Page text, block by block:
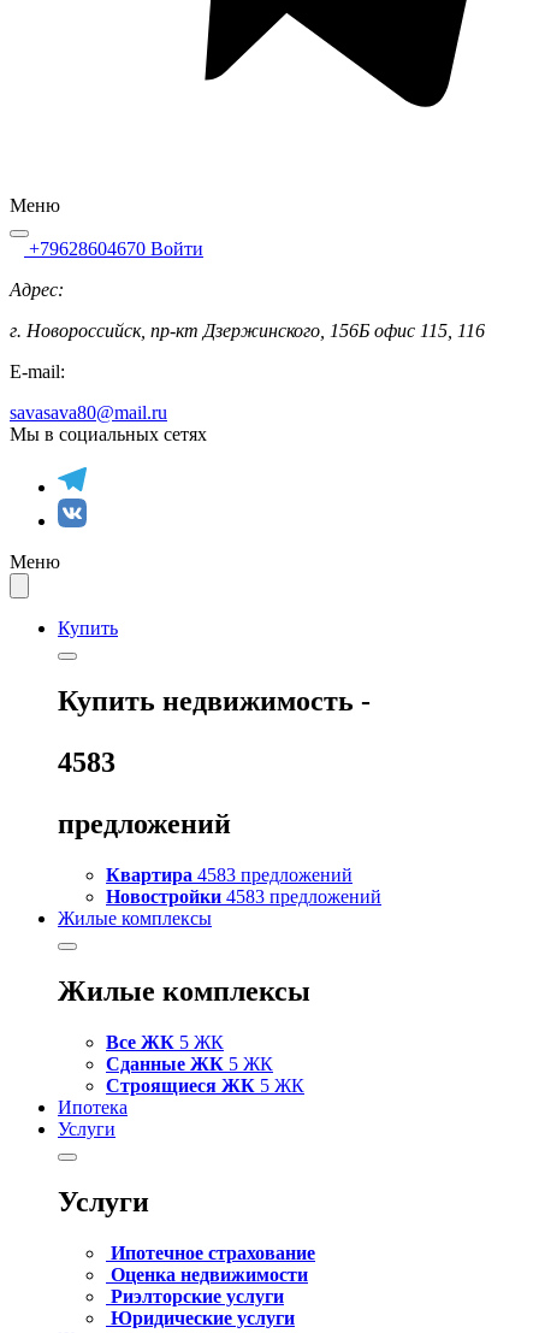
Меню
+79628604670 Войти
Адрес:
г. Новороссийск, пр-кт Дзержинского, 156Б офис 115, 116
E-mail:
savasava80@mail.ru
Мы в социальных сетях
Меню
Купить
Купить недвижимость -
4583
предложений
Квартира 4583 предложений
Новостройки 4583 предложений
Жилые комплексы
Жилые комплексы
Все ЖК 5 ЖК
Сданные ЖК 5 ЖК
Строящиеся ЖК 5 ЖК
Ипотека
Услуги
Услуги
Ипотечное страхование
Оценка недвижимости
Риэлторские услуги
Юридические услуги